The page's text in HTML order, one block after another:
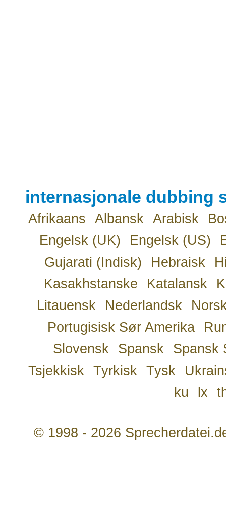
internasjonale dubbing
Afrikaans Albansk Arabisk
Engelsk (UK)
Engelsk (US)
Gujarati (Indisk)
Hebraisk
Kasakhstanske
Katalansk
Litauensk
Nederlandsk
Portugisisk Sør Amerika
Slovensk
Spansk
Spansk
Tsjekkisk
Tyrkisk Tysk
ku
lx
© 1998 - 2026